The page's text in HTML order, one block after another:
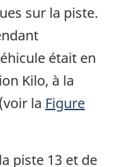
sur la piste.
était en
Kilo, à la
la Figure
piste 13 et de